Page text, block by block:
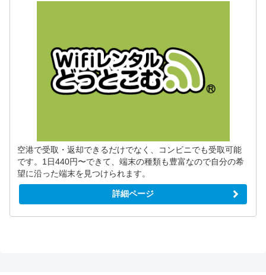
空港で受取・返却できるだけでなく、コンビニでも受取可能
です。1日440円〜できて、端末の種類も豊富なので自分の希
望に沿った端末を見つけられます。
詳細ページ